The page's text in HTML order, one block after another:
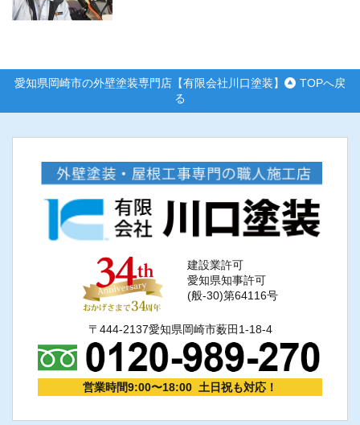
愛知県岡崎市の外壁塗装専門店【有限会社川口塗装】
TOPへ戻
る
建設業許可
愛知県知事許可
(般-30)第64116号
〒444-2137愛知県岡崎市薮田1-18-4
営業時間9:00〜18:00 土日祝も対応！